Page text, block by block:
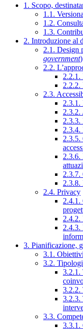
1. Scopo,
1.1.
1.2.
1.3.
2. Introduzione al
2.1. Design
government)
2.2.
2.2.1.
2.2.2.
2.3.
2.3.1.
2.3.2.
2.3.3.
2.3.4.
2.3.5.
2.3.6.
2.3.7.
2.3.8.
2.4. Privacy
2.4.1.
2.4.2.
2.4.3.
3. Pianificazione,
3.1.
3.2.
3.2.1.
3.2.2.
3.2.3.
3.3.
3.3.1.